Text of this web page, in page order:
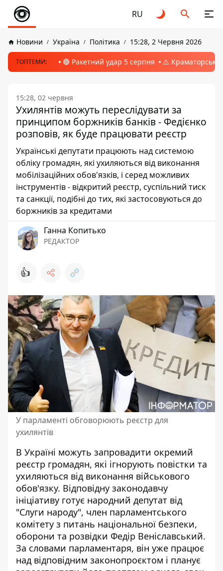
RU
Новини Україна Політика 15:28, 2 Червня 2026
ТОПТЕМИ: 🔴 Ракетний удар 5 серпня ⚠️ Краматорськ,
15:28, 02 червня
Ухилянтів можуть переслідувати за
принципом боржників банків - Федієнко
розповів, як буде працювати реєстр
Українські депутати працюють над системою
обліку громадян, які ухиляються від виконання
мобілізаційних обов'язків, і серед можливих
інструментів - відкритий реєстр, суспільний тиск
та санкції, подібні до тих, які застосовуються до
боржників за кредитами
Ганна Копитько
РЕДАКТОР
👍
У парламенті обговорюють реєстр для
ухилянтів
В Україні можуть запровадити окремий
реєстр громадян, які ігнорують повістки та
ухиляються від виконання військового
обов'язку. Відповідну законодавчу
ініціативу готує народний депутат від
"Слуги народу", член парламентського
комітету з питань національної безпеки,
оборони та розвідки Федір Веніславський.
За словами парламентаря, він уже працює
над відповідним законопроєктом і планує